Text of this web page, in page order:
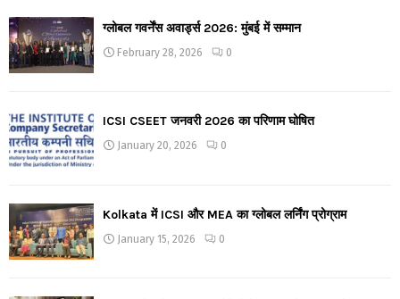
ग्लोबल गवर्नेंस अवार्ड्स 2026: मुंबई में सम्मान
February 28, 2026 0
ICSI CSEET जनवरी 2026 का परिणाम घोषित
January 20, 2026 0
Kolkata में ICSI और MEA का ग्लोबल लर्निंग प्रोग्राम
January 15, 2026 0